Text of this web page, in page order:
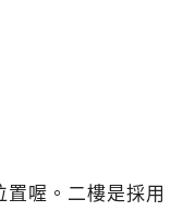
喔。二樓是採用